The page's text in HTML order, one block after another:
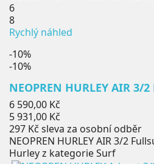
6
8
Rychlý náhled
-10%
-10%
NEOPREN HURLEY AIR 3/
Běžná
cena
6 590,00 Kč
Cena
5 931,00 Kč
297 Kč sleva za osobní odběr
NEOPREN HURLEY AIR 3/2
Hurley z kategorie Surf